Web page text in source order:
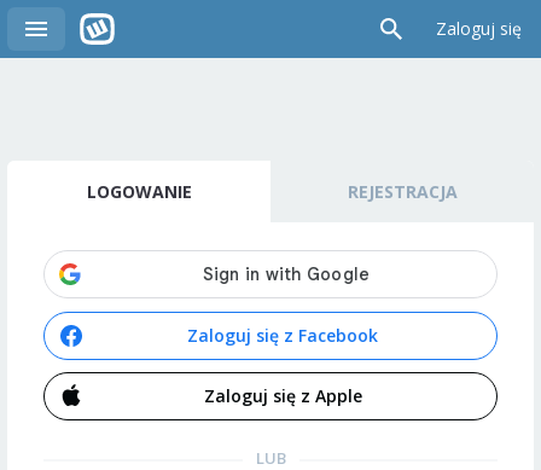
Zaloguj się
LOGOWANIE REJESTRACJA
Zaloguj się z Facebook
Zaloguj się z Apple
LUB